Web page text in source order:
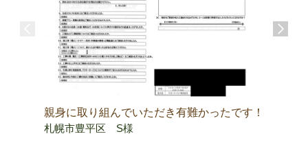
親身に取り組んでいただき有難かったです！
札幌市豊平区 S様